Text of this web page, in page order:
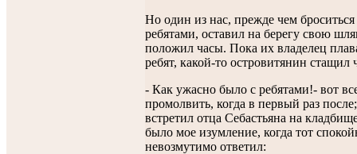
Но один из нас, прежде чем броситься
ребятами, оставил на берегу свою
положил часы. Пока их владелец
ребят, какой-то островитянин стащил
- Как ужасно было с ребятами!- вот
промолвить, когда в первый раз
встретил отца Себастьяна на
было мое изумление, когда тот
невозмутимо ответил: